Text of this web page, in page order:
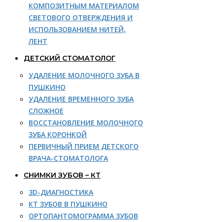
КОМПОЗИТНЫМ МАТЕРИАЛОМ
СВЕТОВОГО ОТВЕРЖДЕНИЯ И
ИСПОЛЬЗОВАНИЕМ НИТЕЙ,
ЛЕНТ
ДЕТСКИЙ СТОМАТОЛОГ
УДАЛЕНИЕ МОЛОЧНОГО ЗУБА В
ПУШКИНО
УДАЛЕНИЕ ВРЕМЕННОГО ЗУБА
СЛОЖНОЕ
ВОССТАНОВЛЕНИЕ МОЛОЧНОГО
ЗУБА КОРОНКОЙ
ПЕРВИЧНЫЙ ПРИЕМ ДЕТСКОГО
ВРАЧА-СТОМАТОЛОГА
СНИМКИ ЗУБОВ – КТ
3D-ДИАГНОСТИКА
КТ ЗУБОВ В ПУШКИНО
ОРТОПАНТОМОГРАММА ЗУБОВ